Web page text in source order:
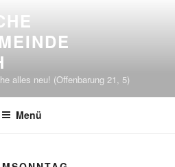
alles neu! (Offenbarung 21, 5)
Menü